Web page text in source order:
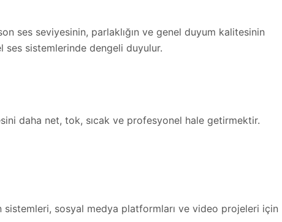
ses seviyesinin, parlaklığın ve genel duyum kalitesinin
ses sistemlerinde dengeli duyulur.
daha net, tok, sıcak ve profesyonel hale getirmektir.
sistemleri, sosyal medya platformları ve video projeleri için